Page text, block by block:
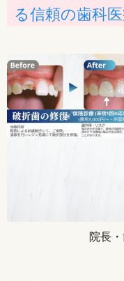
る信頼の歯科
院長